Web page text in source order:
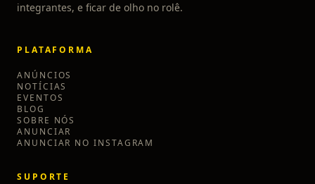
integrantes, e ficar de olho no rolê.
PLATAFORMA
ANÚNCIOS
NOTÍCIAS
EVENTOS
BLOG
SOBRE NÓS
ANUNCIAR
ANUNCIAR NO INSTAGRAM
SUPORTE